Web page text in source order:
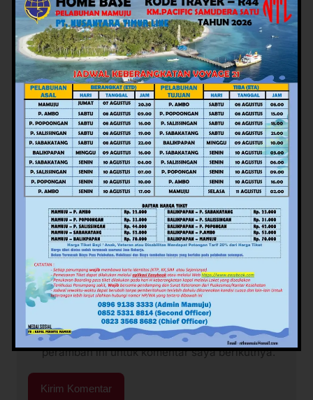
Nama*
Email*
Situs Web
Simpan nama, email, dan situs web saya pada
peramban ini untuk komentar saya berikutnya.